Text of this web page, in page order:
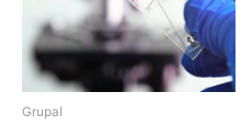
Grupal